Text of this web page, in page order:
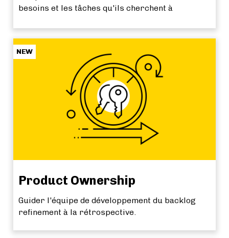
besoins et les tâches qu'ils cherchent à
NEW
Product Ownership
Guider l'équipe de développement du backlog
refinement à la rétrospective.